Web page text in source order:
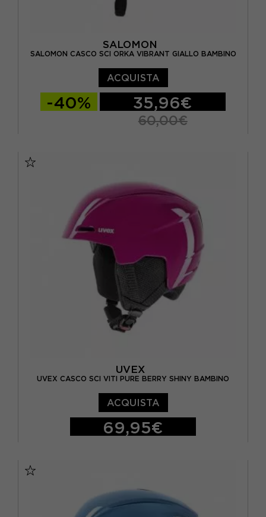
SALOMON
SALOMON CASCO SCI ORKA VIBRANT GIALLO BAMBINO
ACQUISTA
-40% 35,96€
60,00€
UVEX
UVEX CASCO SCI VITI PURE BERRY SHINY BAMBINO
ACQUISTA
69,95€